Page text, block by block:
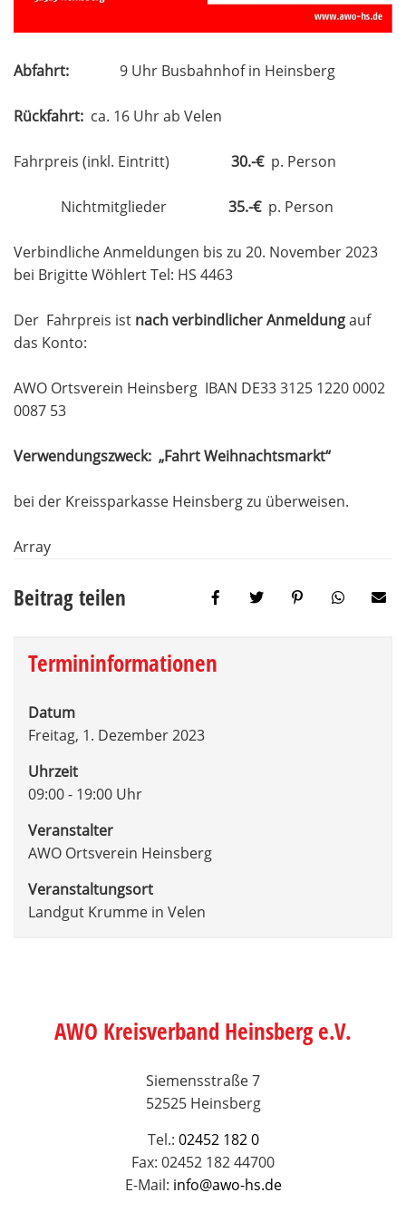
Abfahrt: 9 Uhr Busbahnhof in Heinsberg
Rückfahrt: ca. 16 Uhr ab Velen
Fahrpreis (inkl. Eintritt) 30.-€ p. Person
Nichtmitglieder 35.-€ p. Person
Verbindliche Anmeldungen bis zu 20. November 2023
bei Brigitte Wöhlert Tel: HS 4463
Der Fahrpreis ist nach verbindlicher Anmeldungauf
das Konto:
AWO Ortsverein Heinsberg IBAN DE33 3125 1220 0002
0087 53
Verwendungszweck: „Fahrt Weihnachtsmarkt“
bei der Kreissparkasse Heinsberg zu überweisen.
Array
Beitrag teilen
Termininformationen
Datum
Freitag, 1. Dezember 2023
Uhrzeit
09:00 - 19:00 Uhr
Veranstalter
AWO Ortsverein Heinsberg
Veranstaltungsort
Landgut Krumme in Velen
AWO Kreisverband Heinsberg e.V.
Siemensstraße 7
52525 Heinsberg
Tel.: 02452 182 0
Fax: 02452 182 44700
E-Mail: info@awo-hs.de